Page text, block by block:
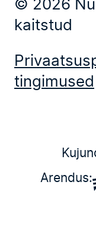
© 2026
kaitstud
tingimused
Arendus: